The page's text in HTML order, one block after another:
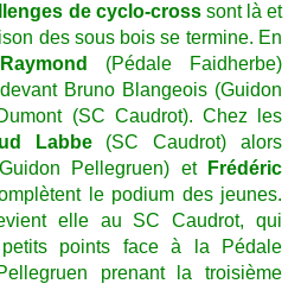
de cyclo-crosssont là et
des sous bois se termine. En
(Pédale Faidherbe)
Bruno Blangeois (Guidon
(SC Caudrot). Chez les
Labbe(SC Caudrot) alors
Pellegruen) et
Frédéric
le podium des jeunes.
elle au SC Caudrot, qui
petits points face à la Pédale
prenant la troisième